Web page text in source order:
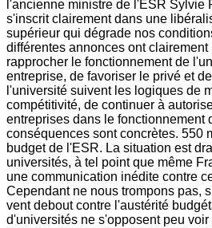
l'ancienne ministre de l'ESR Sylvie
s'inscrit clairement dans une
supérieur qui dégrade nos
différentes annonces ont
rapprocher le fonctionnement de
entreprise, de favoriser le privé et
l'université suivent les logiques de
compétitivité, de continuer à
entreprises dans le fonctionnement
conséquences sont concrètes. 550
budget de l'ESR. La situation est
universités, à tel point que même
une communication inédite contre
Cependant ne nous trompons pas,
vent debout contre l'austérité
d'universités ne s'opposent peu voir